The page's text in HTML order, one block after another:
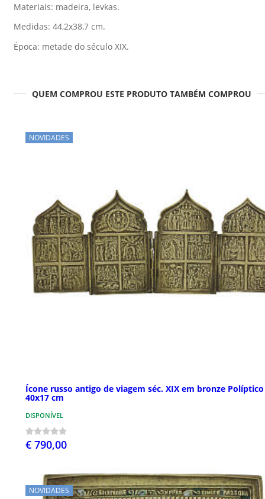
Materiais: madeira, levkas.
Medidas: 44,2x38,7 cm.
Época: metade do século XIX.
QUEM COMPROU ESTE PRODUTO TAMBÉM COMPROU
NOVIDADES
Ícone russo antigo de viagem séc. XIX em bronze Políptico
40x17 cm
DISPONÍVEL
€ 790,00
NOVIDADES